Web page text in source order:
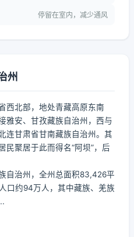
停留在室内，减少通风
州
西北部，地处青藏高原东南
雅安、甘孜藏族自治州，西与
连甘肃省甘南藏族自治州。其
民聚居于此而得名“阿坝”，后
自治州，全州总面积83,426平
口约94万人，其中藏族、羌族